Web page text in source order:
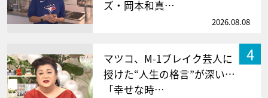
ズ・岡本和真…
2026.08.08
4
マツコ、M-1ブレイク芸人に
授けた“人生の格言”が深い…
「幸せな時…